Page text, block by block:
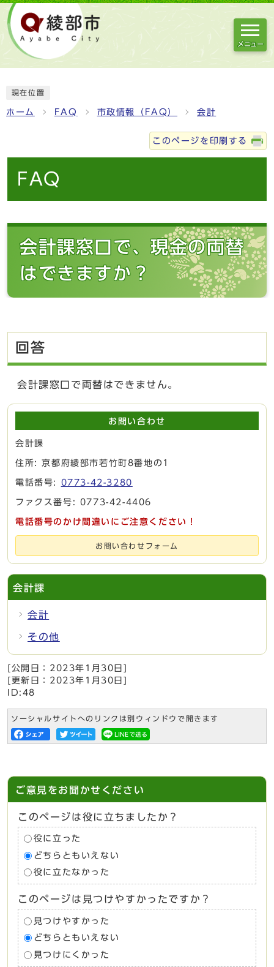
メニュー
現在位置
ホーム FAQ 市政情報（FAQ） 会計
このページを印刷する
FAQ
会計課窓口で、現金の両替
はできますか？
回答
会計課窓口で両替はできません。
お問い合わせ
会計課
住所: 京都府綾部市若竹町8番地の1
電話番号: 0773-42-3280
ファクス番号: 0773-42-4406
電話番号のかけ間違いにご注意ください！
お問い合わせフォーム
会計課
会計
その他
[公開日： 2023年1月30日
[更新日： 2023年1月30日
ID:48
ソーシャルサイトへのリンクは別ウィンドウで開きます
ご意見をお聞かせください
このページは役に立ちましたか？
役に立った
どちらともいえない
役に立たなかった
このページは見つけやすかったですか？
見つけやすかった
どちらともいえない
見つけにくかった